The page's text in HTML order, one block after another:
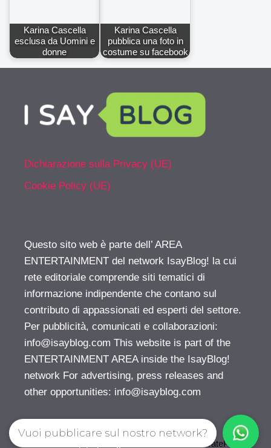
Karina Cascella
esclusa da Uomini e
donne
Karina Cascella
pubblica una foto in
costume su facebook
Dichiarazione sulla Privacy (UE)
Cookie Policy (UE)
Questo sito web è parte dell’ AREA
ENTERTAINMENT del network IsayBlog! la cui
rete editoriale comprende siti tematici di
informazione indipendente che contano sul
contributo di appassionati ed esperti del settore.
Per pubblicità, comunicati e collaborazioni:
info@isayblog.com This website is part of the
ENTERTAINMENT AREA inside the IsayBlog!
network For advertising, press releases and
other opportunities: info@isayblog.com
GeneratePress
Vuoi pubblicare sul nostro network?